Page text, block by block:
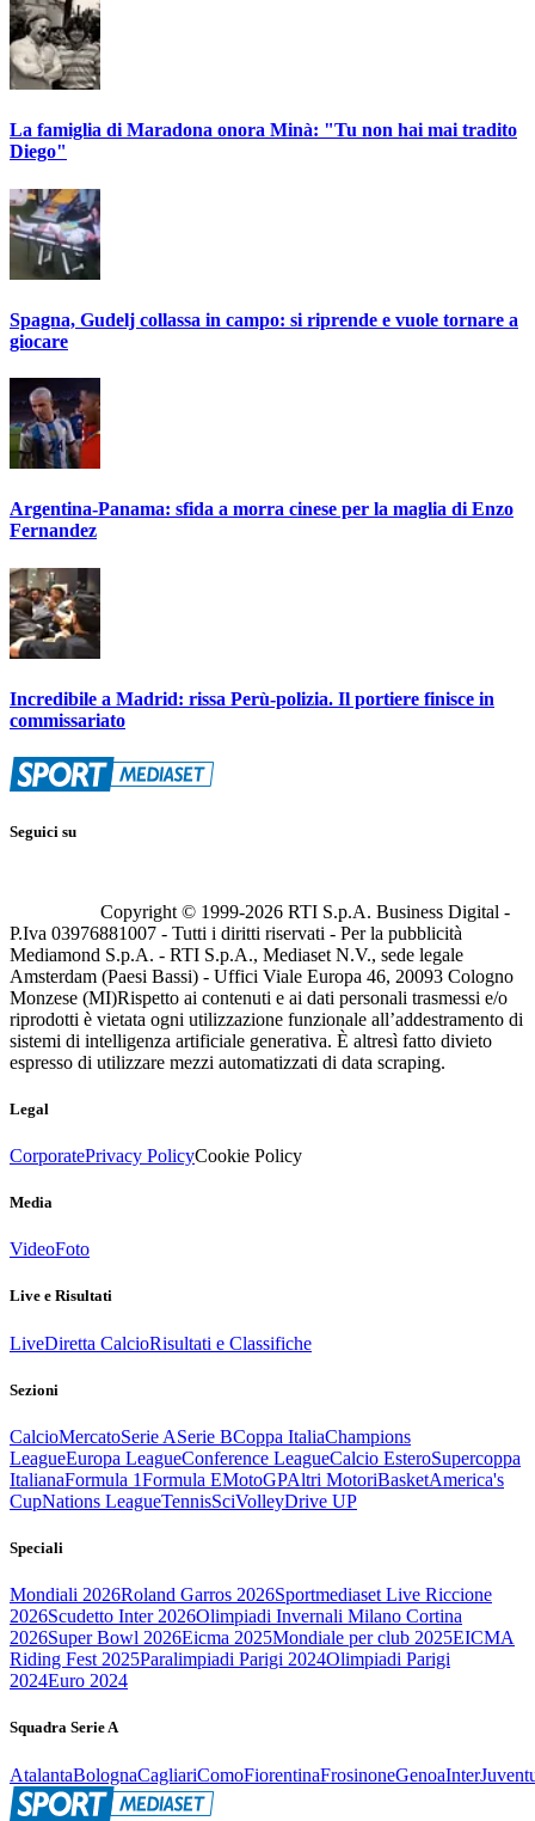
La famiglia di Maradona onora Minà: "Tu non hai mai tradito
Diego"
Spagna, Gudelj collassa in campo: si riprende e vuole tornare a
giocare
Argentina-Panama: sfida a morra cinese per la maglia di Enzo
Fernandez
Incredibile a Madrid: rissa Perù-polizia. Il portiere finisce in
commissariato
Seguici su
Copyright © 1999-2026 RTI S.p.A. Business Digital -
P.Iva 03976881007 - Tutti i diritti riservati - Per la pubblicità
Mediamond S.p.A. - RTI S.p.A., Mediaset N.V., sede legale
Amsterdam (Paesi Bassi) - Uffici Viale Europa 46, 20093 Cologno
Monzese (MI)Rispetto ai contenuti e ai dati personali trasmessi e/o
riprodotti è vietata ogni utilizzazione funzionale all’addestramento di
sistemi di intelligenza artificiale generativa. È altresì fatto divieto
espresso di utilizzare mezzi automatizzati di data scraping.
Legal
CorporatePrivacy PolicyCookie Policy
Media
VideoFoto
Live e Risultati
LiveDiretta CalcioRisultati e Classifiche
Sezioni
CalcioMercatoSerie ASerie BCoppa ItaliaChampions
LeagueEuropa LeagueConference LeagueCalcio EsteroSupercoppa
ItalianaFormula 1Formula EMotoGPAltri MotoriBasketAmerica's
CupNations LeagueTennisSciVolleyDrive UP
Speciali
Mondiali 2026Roland Garros 2026Sportmediaset Live Riccione
2026Scudetto Inter 2026Olimpiadi Invernali Milano Cortina
2026Super Bowl 2026Eicma 2025Mondiale per club 2025EICMA
Riding Fest 2025Paralimpiadi Parigi 2024Olimpiadi Parigi
2024Euro 2024
Squadra Serie A
AtalantaBolognaCagliariComoFiorentinaFrosinoneGenoaInter